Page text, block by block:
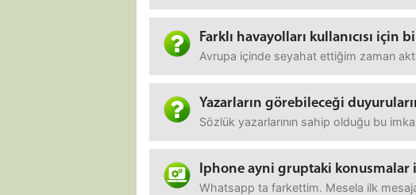
Farklı havayolları kullanıcısı için
Avrupa içinde seyahat ettiğim zaman
Yazarların görebileceği
Sözlük yazarlarının sahip olduğu bu
Iphone ayni gruptaki konusmalar
Whatsapp ta farkettim. Mesela ilk